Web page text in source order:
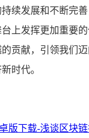
续发展和不断完
上发挥更加重要
贡献，引领我们迈
时代。
版下载-浅谈区块